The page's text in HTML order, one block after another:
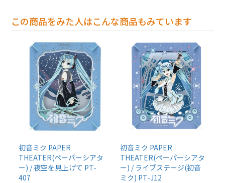
この商品をみた人はこんな商品もみています
初音ミク PAPER
THEATER(ペーパーシアタ
ー) / 夜空を見上げて PT-
407
初音ミク PAPER
THEATER(ペーパーシアタ
ー) / ライブステージ(初音
ミク) PT-J12